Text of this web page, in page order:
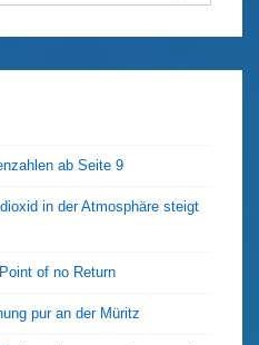
ab Seite 9
in der Atmosphäre steigt
of no Return
pur an der Müritz